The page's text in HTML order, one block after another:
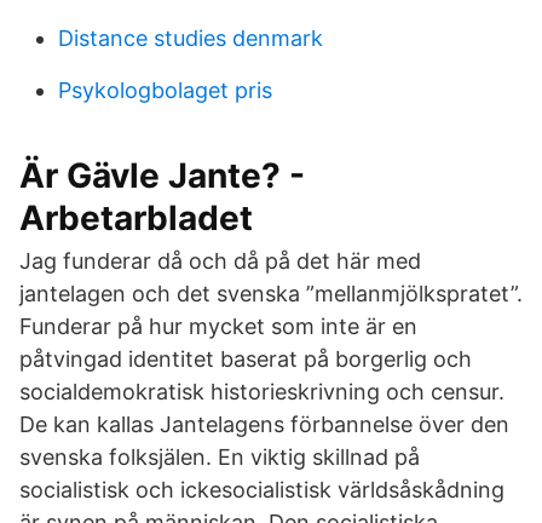
Distance studies denmark
Psykologbolaget pris
Är Gävle Jante? -
Arbetarbladet
Jag funderar då och då på det här med
jantelagen och det svenska ”mellanmjölkspratet”.
Funderar på hur mycket som inte är en
påtvingad identitet baserat på borgerlig och
socialdemokratisk historieskrivning och censur.
De kan kallas Jantelagens förbannelse över den
svenska folksjälen. En viktig skillnad på
socialistisk och ickesocialistisk världsåskådning